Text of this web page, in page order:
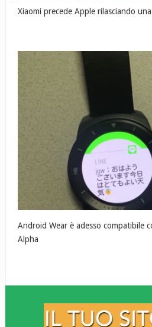
Xiaomi precede Apple rilasciando
Android Wear è adesso compatibile
Alpha